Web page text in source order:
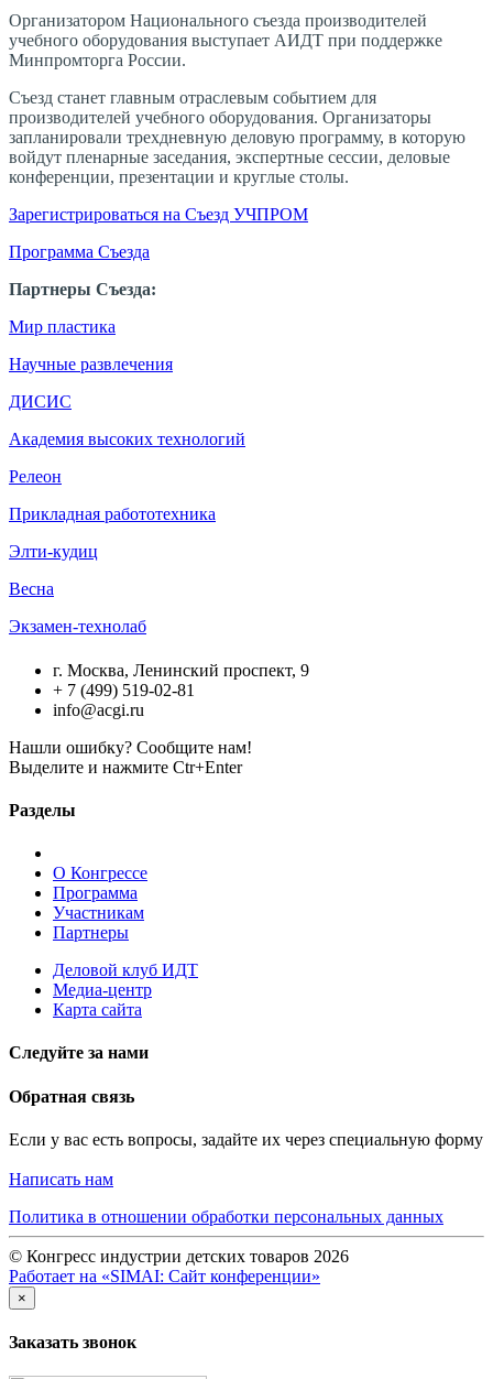
Организатором Национального съезда производителей
учебного оборудования выступает АИДТ при поддержке
Минпромторга России.
Съезд станет главным отраслевым событием для
производителей учебного оборудования. Организаторы
запланировали трехдневную деловую программу, в которую
войдут пленарные заседания, экспертные сессии, деловые
конференции, презентации и круглые столы.
Зарегистрироваться на Съезд УЧПРОМ
Программа Съезда
Партнеры Съезда:
Мир пластика
Научные развлечения
ДИСИС
Академия высоких технологий
Релеон
Прикладная работотехника
Элти-кудиц
Весна
Экзамен-технолаб
г. Москва, Ленинский проспект, 9
+ 7 (499) 519-02-81
info@acgi.ru
Нашли ошибку? Сообщите нам!
Выделите и нажмите Ctr+Enter
Разделы
О Конгрессе
Программа
Участникам
Партнеры
Деловой клуб ИДТ
Медиа-центр
Карта сайта
Следуйте за нами
Обратная связь
Если у вас есть вопросы, задайте их через специальную форму
Написать нам
Политика в отношении обработки персональных данных
© Конгресс индустрии детских товаров 2026
Работает на «SIMAI: Сайт конференции»
×
Заказать звонок